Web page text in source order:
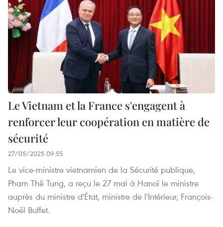
Le Vietnam et la France s'engagent à
renforcer leur coopération en matière de
sécurité
27/05/2025 09:55
Le vice-ministre vietnamien de la Sécurité publique,
Pham Thê Tung, a reçu le 27 mai à Hanoï le ministre
auprès du ministre d'État, ministre de l'Intérieur, François-
Noël Buffet.